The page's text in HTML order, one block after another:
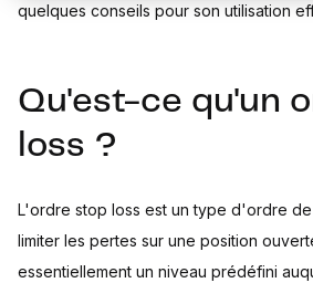
Utilisation de l'ordre stop loss dans
Quand utiliser un ordre stop loss ?
Comment déterminer le niveau de
quelques conseils pour son utilisation
Qu'est-ce qu'un
loss ?
L'ordre stop loss est un type d'ordre
limiter les pertes sur une position
essentiellement un niveau prédéfini